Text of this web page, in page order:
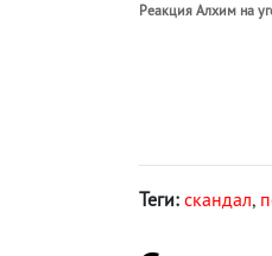
Реакция Алхим на
Теги: скандал,